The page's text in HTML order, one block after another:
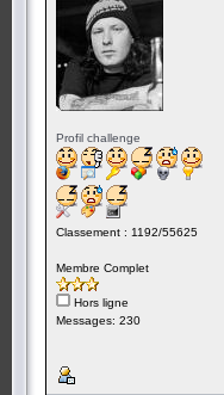
Profil challenge
Classement : 1192/55625
Membre Complet
Hors ligne
Messages: 230